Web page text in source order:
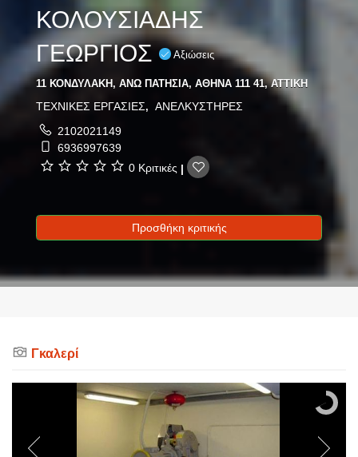
ΚΟΛΟΥΣΙΑΔΗΣ
ΓΕΩΡΓΙΟΣ
Αξιώσεις
11 ΚΟΝΔΥΛΑΚΗ, ΑΝΩ ΠΑΤΗΣΙΑ, ΑΘΗΝΑ 111 41, ΑΤΤΙΚΗ
ΤΕΧΝΙΚΕΣ ΕΡΓΑΣΙΕΣ, ΑΝΕΛΚΥΣΤΗΡΕΣ
2102021149
6936997639
0 Κριτικές |
Προσθήκη κριτικής
Γκαλερί